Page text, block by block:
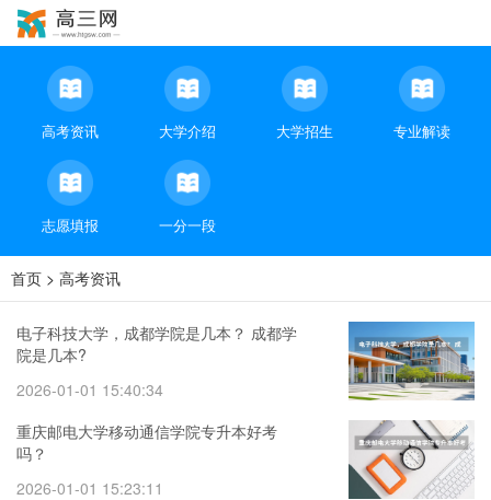
高考资讯 大学介绍 大学招生 专业解读
志愿填报 一分一段
首页 > 高考资讯
电子科技大学，成都学院是几本？ 成都学
院是几本?
2026-01-01 15:40:34
重庆邮电大学移动通信学院专升本好考
吗？
2026-01-01 15:23:11